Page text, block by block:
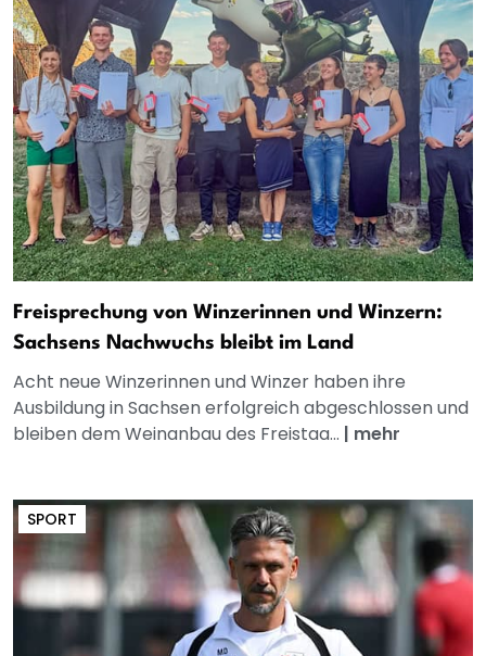
Freisprechung von Winzerinnen und Winzern:
Sachsens Nachwuchs bleibt im Land
Acht neue Winzerinnen und Winzer haben ihre
Ausbildung in Sachsen erfolgreich abgeschlossen und
bleiben dem Weinanbau des Freistaa... | mehr
SPORT